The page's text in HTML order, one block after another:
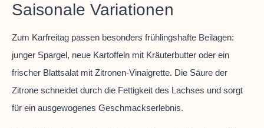
Saisonale Variationen
Zum Karfreitag passen besonders frühlingshafte Beilagen:
junger Spargel, neue Kartoffeln mit Kräuterbutter oder ein
frischer Blattsalat mit Zitronen-Vinaigrette. Die Säure der
Zitrone schneidet durch die Fettigkeit des Lachses und sorgt
für ein ausgewogenes Geschmackserlebnis.